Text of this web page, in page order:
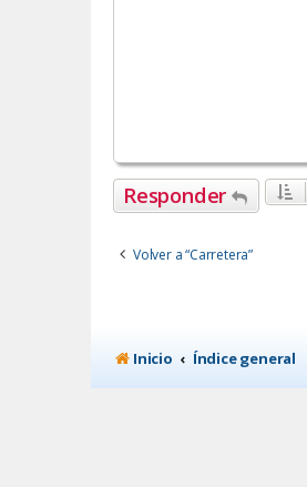
Responder
Volver a “Carretera”
Inicio Índice general